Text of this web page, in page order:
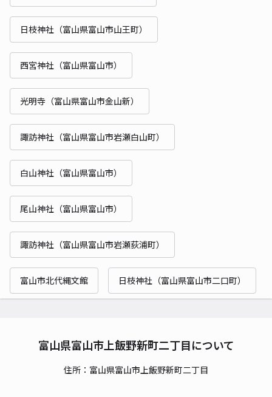
日枝神社（富山県富山市山王町）
西宮神社（富山県富山市）
光明寺（富山県富山市金山新）
諏訪神社（富山県富山市岩瀬白山町）
白山神社（富山県富山市）
尾山神社（富山県富山市）
諏訪神社（富山県富山市岩瀬荻浦町）
富山市北代縄文館 日枝神社（富山県富山市二口町）
富山県富山市上飯野新町二丁目について
住所：富山県富山市上飯野新町二丁目